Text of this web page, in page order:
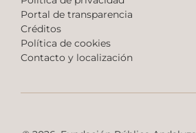
Portal de transparencia
Créditos
Política de cookies
Contacto y localización